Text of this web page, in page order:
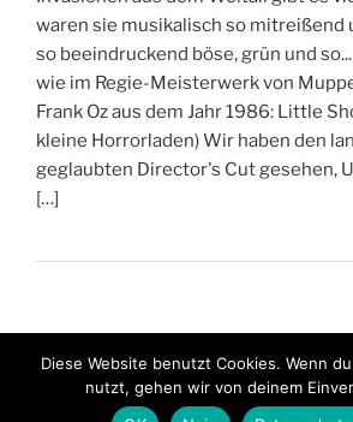
waren sie musikalisch so mitreißend
so beeindruckend böse, grün und
wie im Regie-Meisterwerk von
Frank Oz aus dem Jahr 1986: Little
kleine Horrorladen) Wir haben den
geglaubten Director's Cut gesehen,
[…]
Stolz präsentiert von WordPress
Diese Website benutzt Cookies. Wenn
nutzt, gehen wir von deinem